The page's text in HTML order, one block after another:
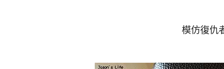
模仿復仇者聯盟